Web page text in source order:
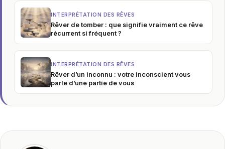
INTERPRÉTATION DES RÊVES
Rêver de tomber : que signifie vraiment ce rêve
récurrent si fréquent ?
INTERPRÉTATION DES RÊVES
Rêver d’un inconnu : votre inconscient vous
parle d’une partie de vous